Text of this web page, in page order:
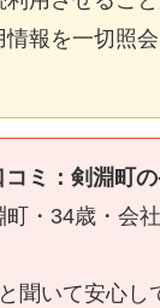
報を一切照
ミ：剣淵町の
町・34歳・会
と聞いて安心